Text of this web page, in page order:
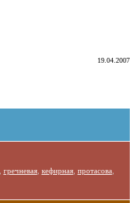
19.04.2007
гречневая, кефирная, протасова